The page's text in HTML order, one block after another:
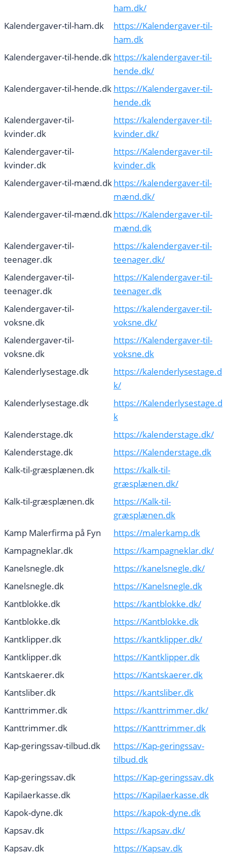
ham.dk/
Kalendergaver-til-ham.dk
https://Kalendergaver-til-
ham.dk
Kalendergaver-til-hende.dk https://kalendergaver-til-
hende.dk/
Kalendergaver-til-hende.dk https://Kalendergaver-til-
hende.dk
Kalendergaver-til-
kvinder.dk
https://kalendergaver-til-
kvinder.dk/
Kalendergaver-til-
kvinder.dk
https://Kalendergaver-til-
kvinder.dk
Kalendergaver-til-mænd.dkhttps://kalendergaver-til-
mænd.dk/
Kalendergaver-til-mænd.dkhttps://Kalendergaver-til-
mænd.dk
Kalendergaver-til-
teenager.dk
https://kalendergaver-til-
teenager.dk/
Kalendergaver-til-
teenager.dk
https://Kalendergaver-til-
teenager.dk
Kalendergaver-til-
voksne.dk
https://kalendergaver-til-
voksne.dk/
Kalendergaver-til-
voksne.dk
https://Kalendergaver-til-
voksne.dk
Kalenderlysestage.dk
https://kalenderlysestage.d
k/
Kalenderlysestage.dk
https://Kalenderlysestage.d
k
Kalenderstage.dk
https://kalenderstage.dk/
Kalenderstage.dk
https://Kalenderstage.dk
Kalk-til-græsplænen.dk
https://kalk-til-
græsplænen.dk/
Kalk-til-græsplænen.dk
https://Kalk-til-
græsplænen.dk
Kamp Malerfirma på Fyn
https://malerkamp.dk
Kampagneklar.dk
https://kampagneklar.dk/
Kanelsnegle.dk
https://kanelsnegle.dk/
Kanelsnegle.dk
https://Kanelsnegle.dk
Kantblokke.dk
https://kantblokke.dk/
Kantblokke.dk
https://Kantblokke.dk
Kantklipper.dk
https://kantklipper.dk/
Kantklipper.dk
https://Kantklipper.dk
Kantskaerer.dk
https://Kantskaerer.dk
Kantsliber.dk
https://kantsliber.dk
Kanttrimmer.dk
https://kanttrimmer.dk/
Kanttrimmer.dk
https://Kanttrimmer.dk
Kap-geringssav-tilbud.dk
https://Kap-geringssav-
tilbud.dk
Kap-geringssav.dk
https://Kap-geringssav.dk
Kapilaerkasse.dk
https://Kapilaerkasse.dk
Kapok-dyne.dk
https://kapok-dyne.dk
Kapsav.dk
https://kapsav.dk/
Kapsav.dk
https://Kapsav.dk